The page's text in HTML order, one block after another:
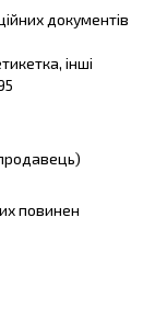
документів
інші
повинен